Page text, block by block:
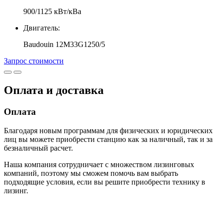
900/1125 кВт/кВа
Двигатель:
Baudouin 12M33G1250/5
Запрос стоимости
Оплата и доставка
Оплата
Благодаря новым программам для физических и юридических
лиц вы можете приобрести станцию как за наличный, так и за
безналичный расчет.
Наша компания сотрудничает с множеством лизинговых
компаний, поэтому мы сможем помочь вам выбрать
подходящие условия, если вы решите приобрести технику в
лизинг.